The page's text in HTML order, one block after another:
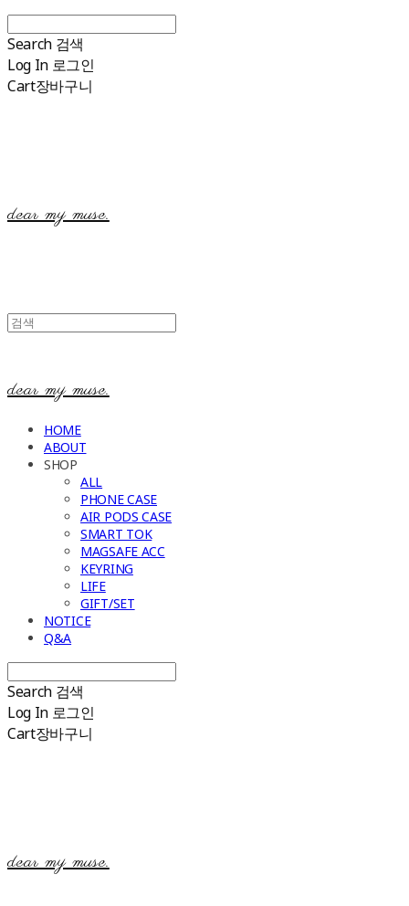
Search 검색
Log In 로그인
Cart장바구니
dear my muse.
dear my muse.
HOME
ABOUT
SHOP
ALL
PHONE CASE
AIR PODS CASE
SMART TOK
MAGSAFE ACC
KEYRING
LIFE
GIFT/SET
NOTICE
Q&A
Search 검색
Log In 로그인
Cart장바구니
dear my muse.